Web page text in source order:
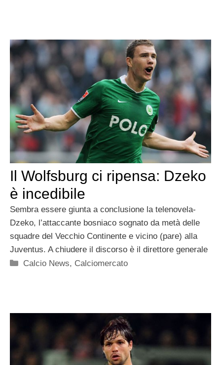
Il Wolfsburg ci ripensa: Dzeko
è incedibile
Sembra essere giunta a conclusione la telenovela-
Dzeko, l’attaccante bosniaco sognato da metà delle
squadre del Vecchio Continente e vicino (pare) alla
Juventus. A chiudere il discorso è il direttore generale
Categorie
Calcio News, Calciomercato